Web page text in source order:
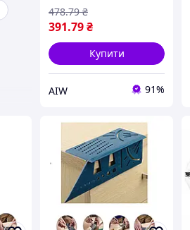
391.79₴
478.79 ₴
Купити
AIW 91%